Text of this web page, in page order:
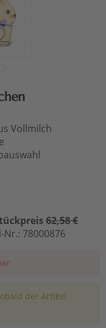
Vollmilch
62,58 €
Nr.: 78000876
der Artikel